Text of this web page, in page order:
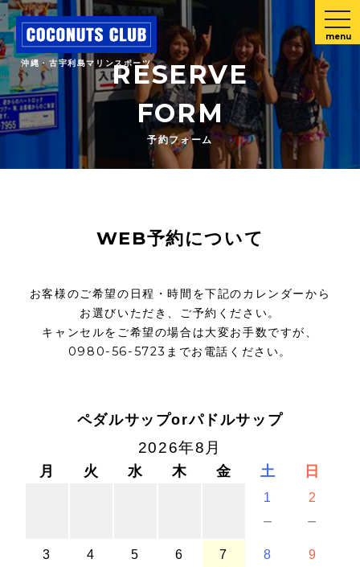
沖縄・古宇利島マリンスポーツ
menu
RESERVE
FORM
予約フォーム
WEB予約について
お客様のご希望の日程・時間を下記のカレンダーから
お選びいただき、ご予約ください。
キャンセルをご希望の場合は大変お手数ですが、
0980-56-5723までお電話ください。
ペダルサップorパドルサップ
2026年8月
月 火 水 木 金 土 日
1
－
2
－
3 4 5 6 7 8 9